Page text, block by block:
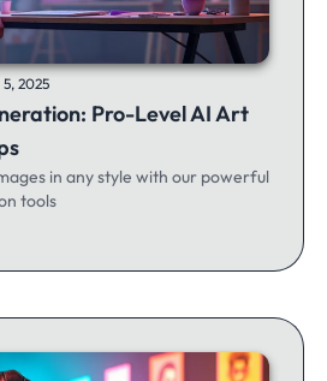
2025
Pro-Level AI Art
in any style with our powerful
tools